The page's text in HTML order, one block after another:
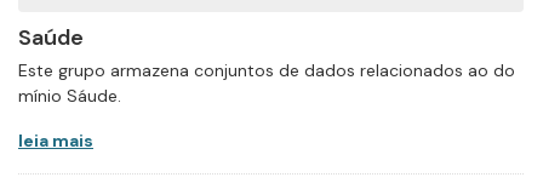
Saúde
Este grupo armazena conjuntos de dados relacionados ao do
mínio Sáude.
leia mais